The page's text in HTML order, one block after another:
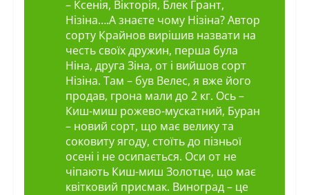
– Ксенія, Вікторія, Блек Грант,
Нізіна….А знаєте чому Нізіна? Автор
сорту Крайнов вирішив назвати на
честь своїх дружин, перша була
Ніна, друга Зіна, от і вийшов сорт
Нізіна. Там – був Велес, я вже його
продав, грона мали до 2 кг. Ось –
Киш-миш рожево-мускатний, Буран
– новий сорт, що має велику та
соковиту ягоду, стоїть до пізньої
осені і не осипається. Оси от не
чіпають Киш-миш Золотце, що має
квітковий присмак. Виноград – це